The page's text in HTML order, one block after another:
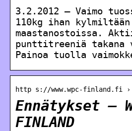
3.2.2012 — Vaimo
110kg ihan kylmiltään
maastanostoissa.
punttitreeniä takana
Painoa tuolla
http s://www.wpc-finland.fi ›
Ennätykset –
FINLAND